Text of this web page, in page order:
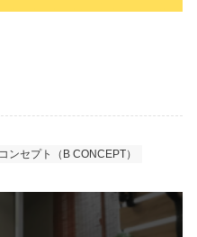
ンセプト（B CONCEPT）